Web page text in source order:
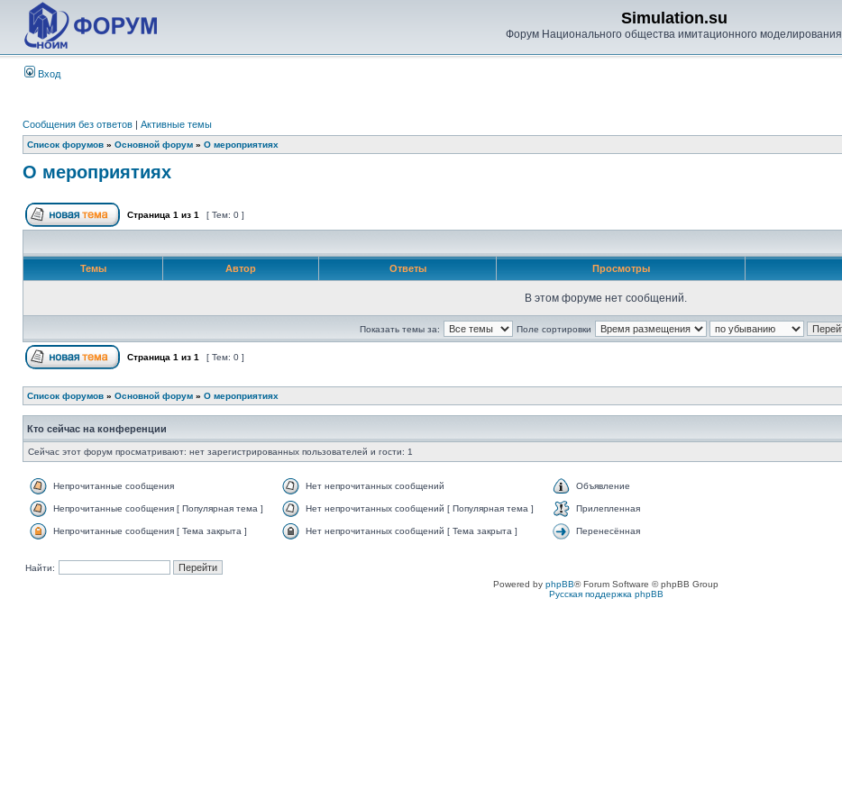
Simulation.su
Форум Национального общества имитационного моделирования
Вход
Сообщения без ответов | Активные темы
Список форумов » Основной форум » О мероприятиях
О мероприятиях
Страница 1 из 1 [ Тем: 0 ]
Темы Автор Ответы Просмотры
В этом форуме нет сообщений.
Показать темы за: Поле сортировки
Страница 1 из 1 [ Тем: 0 ]
Список форумов » Основной форум » О мероприятиях
Кто сейчас на конференции
Сейчас этот форум просматривают: нет зарегистрированных пользователей и гости: 1
Непрочитанные сообщения Нет непрочитанных сообщений Объявление
Непрочитанные сообщения [ Популярная тема ] Нет непрочитанных сообщений [ Популярная тема ] Прилепленная
Непрочитанные сообщения [ Тема закрыта ] Нет непрочитанных сообщений [ Тема закрыта ] Перенесённая
Найти:
Powered by phpBB® Forum Software © phpBB Group
Русская поддержка phpBB